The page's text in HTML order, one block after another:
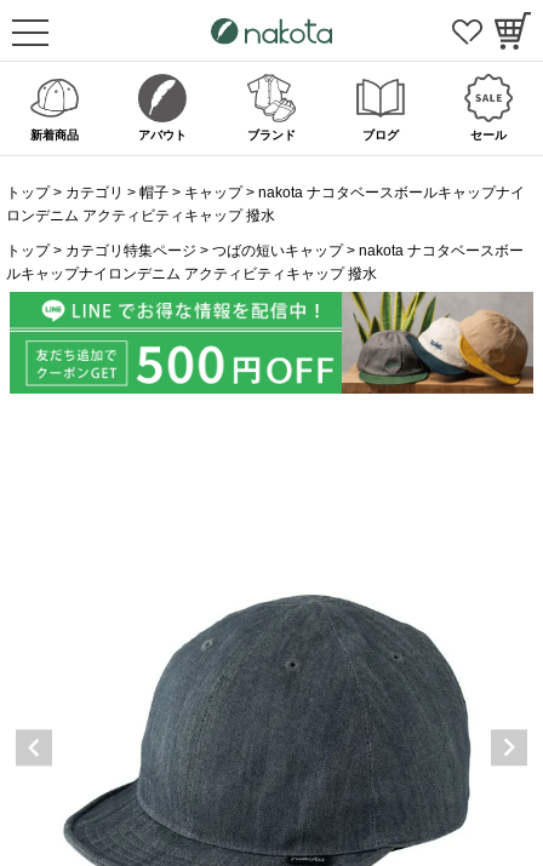
新着商品 アバウト ブランド ブログ セール
トップ カテゴリ 帽子 キャップ
nakota ナコタベースボールキャップナイ
ロンデニム アクティビティキャップ 撥水
トップ カテゴリ特集ページ つばの短いキャップ
nakota ナコタベースボー
ルキャップナイロンデニム アクティビティキャップ 撥水